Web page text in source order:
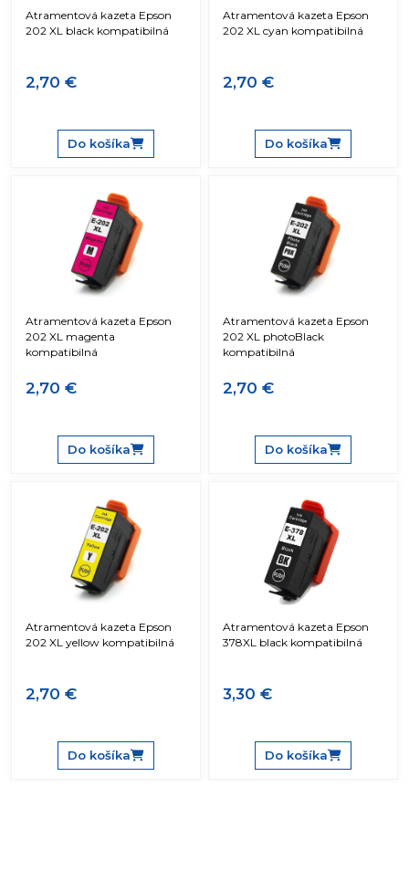
Atramentová kazeta Epson
202 XL black kompatibilná
2,70 €
Do košíka
Atramentová kazeta Epson
202 XL cyan kompatibilná
2,70 €
Do košíka
Atramentová kazeta Epson
202 XL magenta
kompatibilná
2,70 €
Do košíka
Atramentová kazeta Epson
202 XL photoBlack
kompatibilná
2,70 €
Do košíka
Atramentová kazeta Epson
202 XL yellow kompatibilná
2,70 €
Do košíka
Atramentová kazeta Epson
378XL black kompatibilná
3,30 €
Do košíka